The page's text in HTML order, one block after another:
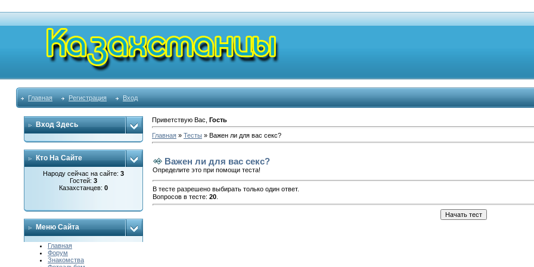
Главная Регистрация Вход
Вход Здесь
Кто На Сайте
Народу сейчас на сайте: 3
Гостей: 3
Казахстанцев: 0
Меню Сайта
Главная
Форум
Знакомства
Приветствую Вас Гость
Главная» Тесты» Важен ли для вас секс?
Важен ли для вас секс?
Определите это при помощи теста!
В тесте разрешено выбирать только один ответ.
Вопросов в тесте: 20.